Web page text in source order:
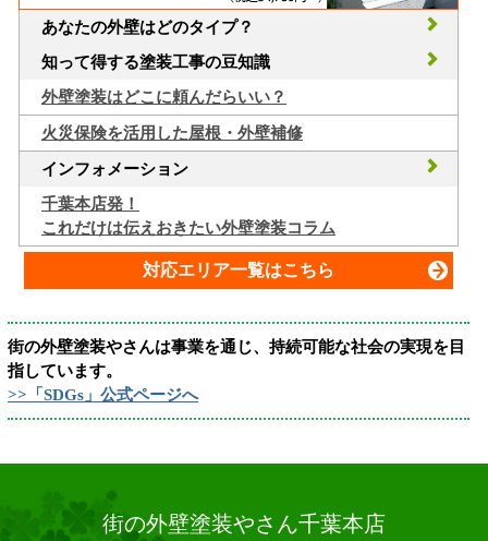
あなたの外壁はどのタイプ？
知って得する塗装工事の豆知識
外壁塗装はどこに頼んだらいい？
火災保険を活用した屋根・外壁補修
インフォメーション
千葉本店発！
これだけは伝えおきたい外壁塗装コラム
対応エリア一覧はこちら
街の外壁塗装やさんは事業を通じ、持続可能な社会の実現を目
指しています。
>>「SDGs」公式ページへ
街の外壁塗装やさん千葉本店